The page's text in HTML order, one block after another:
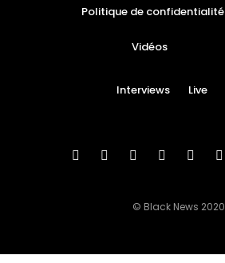
Politique de confidentialité
Vidéos
Interviews Live
© Black News 2020